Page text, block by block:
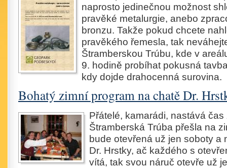
naprosto jedinečnou možnost
pravěké metalurgie, anebo
bronzu. Takže pokud chcete
pravěkého řemesla, tak
Štramberskou Trúbu, kde v
9. hodině probíhat pokusná
kdy dojde drahocenná
Bohatý zimní program na chatě Dr.
Přátelé, kamarádi, nastává
Štramberská Trúba přešla na
bude otevřená už jen soboty a
Dr. Hrstky, ač každého s
vítá, tak svou náruč otevře už